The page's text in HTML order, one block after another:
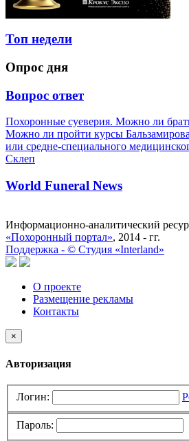
Топ недели
Опрос дня
Вопрос ответ
Похоронные суеверия. Можно ли
Можно ли пройти курсы
или средне-специального
Склеп
World Funeral News
Информационно-аналитический
«Похоронный портал», 2014 - гг.
Поддержка - © Cтудия «Interland»
О проекте
Размещение рекламы
Контакты
×
Авторизация
Логин:
Пароль: